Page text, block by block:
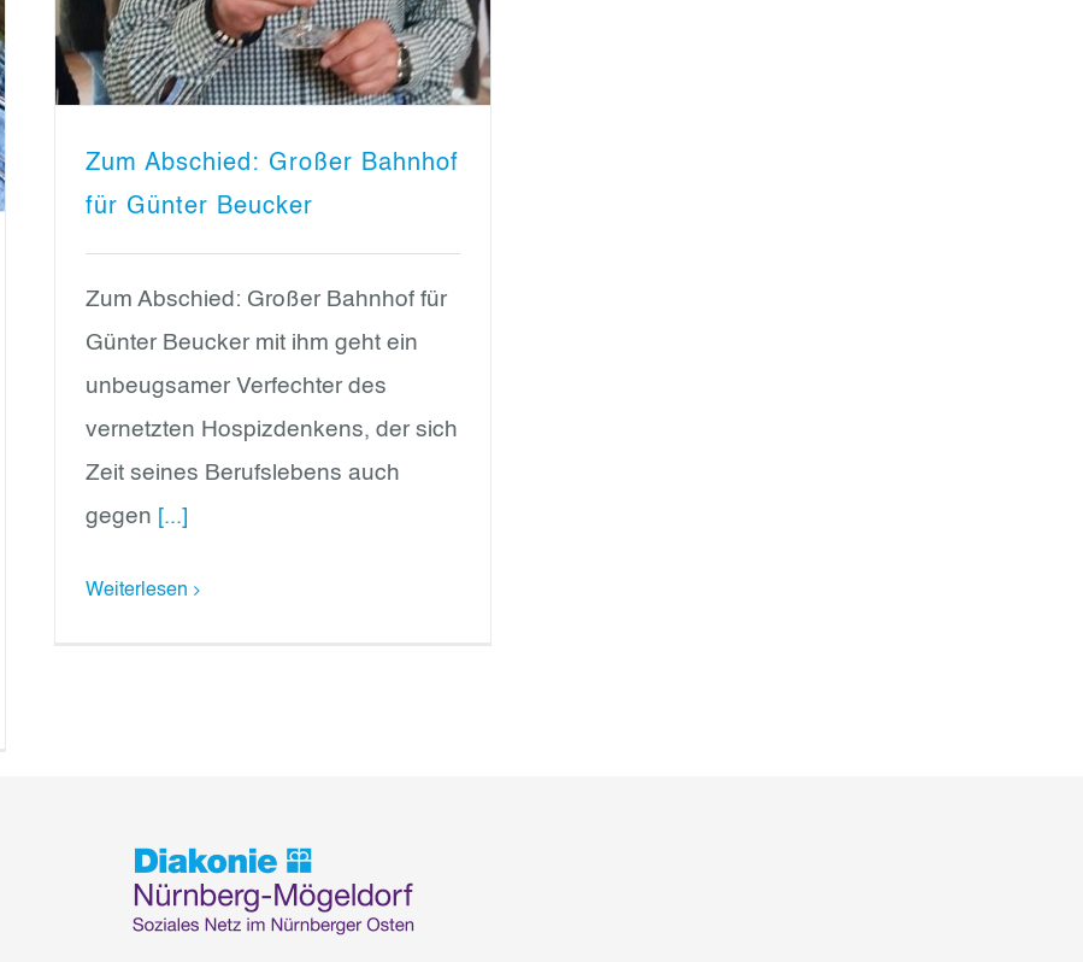
Zum Abschied: Großer Bahnhof
für Günter Beucker
Zum Abschied: Großer Bahnhof für
Günter Beucker mit ihm geht ein
unbeugsamer Verfechter des
vernetzten Hospizdenkens, der sich
Zeit seines Berufslebens auch
gegen [...]
Weiterlesen